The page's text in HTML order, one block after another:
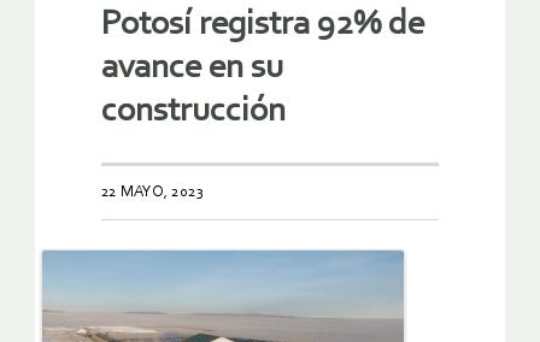
Potosí registra 92% de
avance en su
construcción
22 MAYO, 2023